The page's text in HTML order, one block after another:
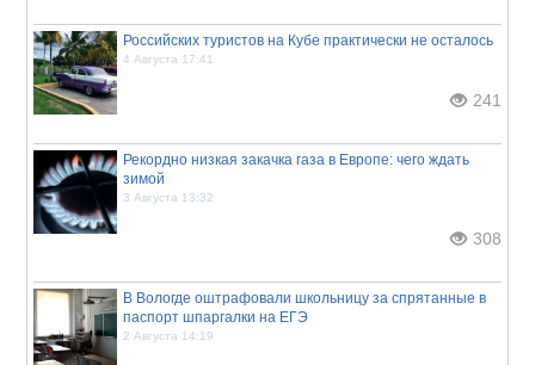
Российских туристов на Кубе практически не осталось
4 Августа 17:41
241
Рекордно низкая закачка газа в Европе: чего ждать
зимой
3 Августа 13:32
308
В Вологде оштрафовали школьницу за спрятанные в
паспорт шпаргалки на ЕГЭ
2 Августа 14:19